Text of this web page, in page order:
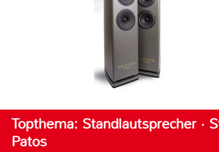
Topthema: Standlautsprecher ·
Patos